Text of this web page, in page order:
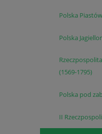
Polska
Polska
(1569-1795)
Polska pod
II